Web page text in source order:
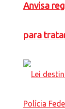
Anvisa
para